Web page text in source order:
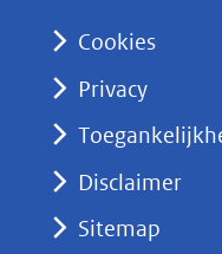
nieuw
naar
Cookies
Privacy
Disclaimer
Sitemap